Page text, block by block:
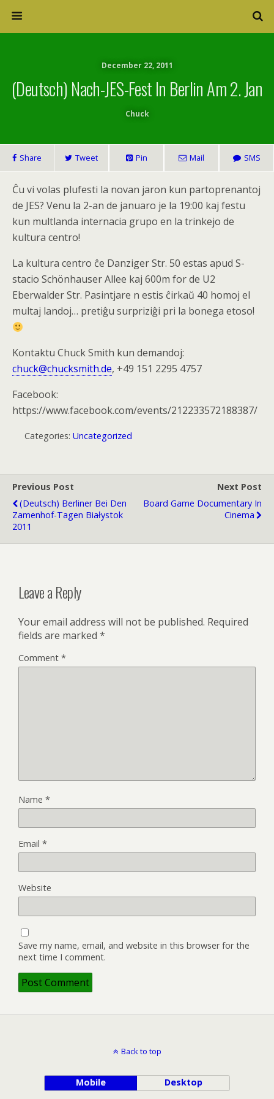
December 22, 2011
(Deutsch) Nach-JES-Fest In Berlin Am 2. Jan
Chuck
Share Tweet Pin Mail SMS
Ĉu vi volas plufesti la novan jaron kun partoprenantoj
de JES? Venu la 2-an de januaro je la 19:00 kaj festu
kun multlanda internacia grupo en la trinkejo de
kultura centro!
La kultura centro ĉe Danziger Str. 50 estas apud S-
stacio Schönhauser Allee kaj 600m for de U2
Eberwalder Str. Pasintjare n estis ĉirkaŭ 40 homoj el
multaj landoj… pretiĝu surpriziĝi pri la bonega etoso!
Kontaktu Chuck Smith kun demandoj:
chuck@chucksmith.de, +49 151 2295 4757
Facebook:
https://www.facebook.com/events/212233572188387/
Categories: Uncategorized
Previous Post
(Deutsch) Berliner Bei Den
Zamenhof-Tagen Białystok
2011
Next Post
Board Game Documentary In
Cinema
Leave a Reply
Your email address will not be published. Required
fields are marked *
Comment *
Name *
Email *
Website
Save my name, email, and website in this browser for the
next time I comment.
Back to top
Mobile Desktop